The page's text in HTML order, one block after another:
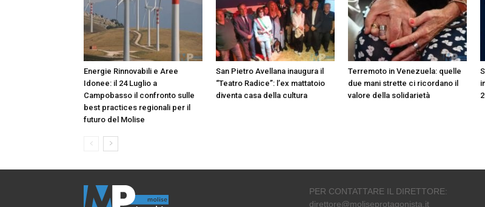
Energie Rinnovabili e Aree
Idonee: il 24 Luglio a
Campobasso il confronto sulle
best practices regionali per il
futuro del Molise
San Pietro Avellana inaugura il
“Teatro Radice”: l’ex mattatoio
diventa casa della cultura
Terremoto in Venezuela: quelle
due mani strette ci ricordano il
valore della solidarietà
PER CONTATTARE IL DIRETTORE:
direttore@moliseprotagonista.it